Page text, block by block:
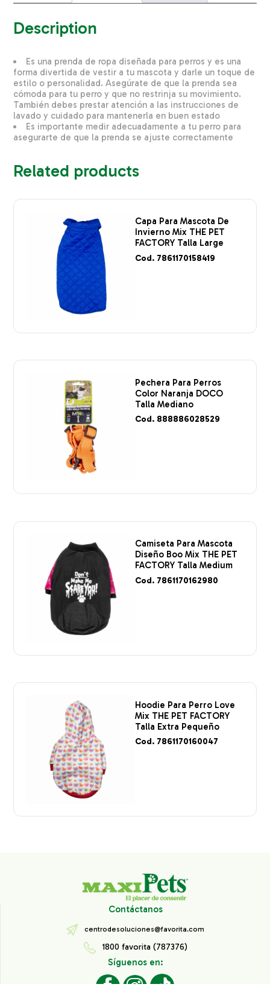
Description
Es una prenda de ropa diseñada para perros y es una
forma divertida de vestir a tu mascota y darle un toque de
estilo o personalidad. Asegúrate de que la prenda sea
cómoda para tu perro y que no restrinja su movimiento.
También debes prestar atención a las instrucciones de
lavado y cuidado para mantenerla en buen estado
Es importante medir adecuadamente a tu perro para
asegurarte de que la prenda se ajuste correctamente
Related products
Capa Para Mascota De
Invierno Mix THE PET
FACTORY Talla Large
Cod. 7861170158419
Pechera Para Perros
Color Naranja DOCO
Talla Mediano
Cod. 888886028529
Camiseta Para Mascota
Diseño Boo Mix THE PET
FACTORY Talla Medium
Cod. 7861170162980
Hoodie Para Perro Love
Mix THE PET FACTORY
Talla Extra Pequeño
Cod. 7861170160047
Contáctanos
centrodesoluciones@favorita.com
1800 favorita (787376)
Síguenos en: